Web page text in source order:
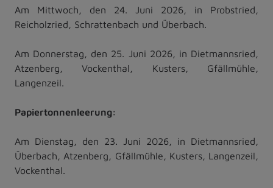
Am Mittwoch, den 24. Juni 2026, in Probstried,
Reicholzried, Schrattenbach und Überbach.
Am Donnerstag, den 25. Juni 2026, in Dietmannsried,
Atzenberg, Vockenthal, Kusters, Gfällmühle,
Langenzeil.
Papiertonnenleerung:
Am Dienstag, den 23. Juni 2026, in Dietmannsried,
Überbach, Atzenberg, Gfällmühle, Kusters, Langenzeil,
Vockenthal.